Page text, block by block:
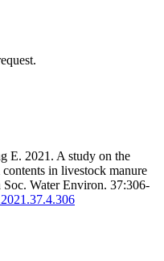
E. 2021. A study on the
in livestock manure
Water Environ. 37:306-